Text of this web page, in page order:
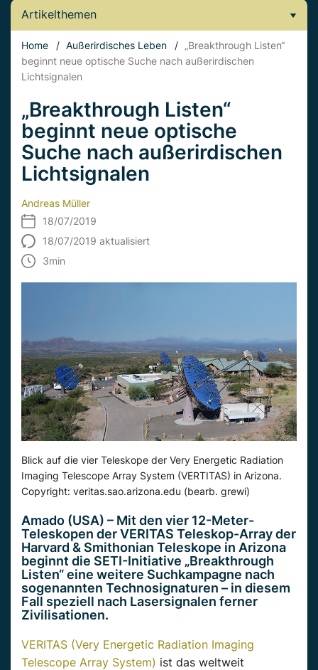
Artikelthemen
Home / Außerirdisches Leben / „Breakthrough Listen“
beginnt neue optische Suche nach außerirdischen
Lichtsignalen
„Breakthrough Listen“
beginnt neue optische
Suche nach außerirdischen
Lichtsignalen
Andreas Müller
18/07/2019
18/07/2019 aktualisiert
3min
Blick auf die vier Teleskope der Very Energetic Radiation
Imaging Telescope Array System (VERTITAS) in Arizona.
Copyright: veritas.sao.arizona.edu (bearb. grewi)
Amado (USA) – Mit den vier 12-Meter-
Teleskopen der VERITAS Teleskop-Array der
Harvard & Smithonian Teleskope in Arizona
beginnt die SETI-Initiative „Breakthrough
Listen“ eine weitere Suchkampagne nach
sogenannten Technosignaturen – in diesem
Fall speziell nach Lasersignalen ferner
Zivilisationen.
VERITAS (Very Energetic Radiation Imaging
Telescope Array System) ist das weltweit